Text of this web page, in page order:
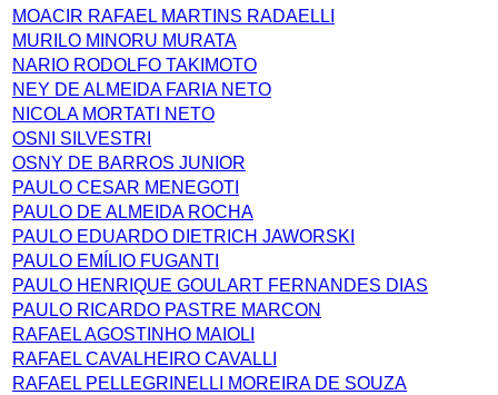
MOACIR RAFAEL MARTINS RADAELLI
MURILO MINORU MURATA
NARIO RODOLFO TAKIMOTO
NEY DE ALMEIDA FARIA NETO
NICOLA MORTATI NETO
OSNI SILVESTRI
OSNY DE BARROS JUNIOR
PAULO CESAR MENEGOTI
PAULO DE ALMEIDA ROCHA
PAULO EDUARDO DIETRICH JAWORSKI
PAULO EMÍLIO FUGANTI
PAULO HENRIQUE GOULART FERNANDES DIAS
PAULO RICARDO PASTRE MARCON
RAFAEL AGOSTINHO MAIOLI
RAFAEL CAVALHEIRO CAVALLI
RAFAEL PELLEGRINELLI MOREIRA DE SOUZA